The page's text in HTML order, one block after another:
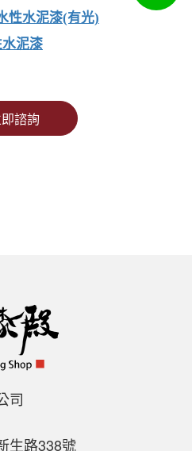
性水泥漆(有光)
水泥漆
諮詢
司
生路338號